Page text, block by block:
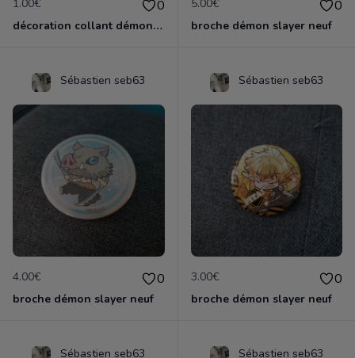
1.00€ 0
décoration collant démon slayer neuf
5.00€ 0
broche démon slayer neuf
Sébastien seb63
4.00€ 0
broche démon slayer neuf
Sébastien seb63
3.00€ 0
broche démon slayer neuf
Sébastien seb63 Sébastien seb63